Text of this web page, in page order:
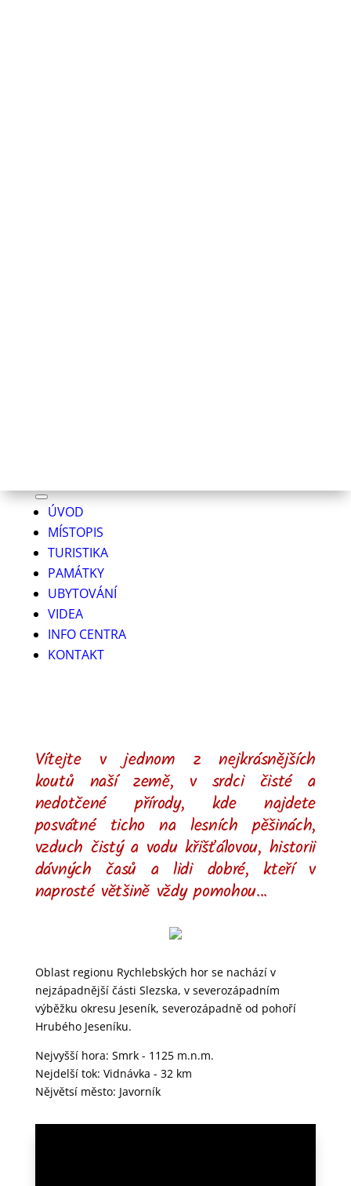
ÚVOD
MÍSTOPIS
TURISTIKA
PAMÁTKY
UBYTOVÁNÍ
VIDEA
INFO CENTRA
KONTAKT
Vítejte v jednom z nejkrásnějších
koutů naší země, v srdci čisté a
nedotčené přírody, kde najdete
posvátné ticho na lesních pěšinách,
vzduch čistý a vodu křišťálovou, historii
dávných časů a lidi dobré, kteří v
naprosté většině vždy pomohou...
Oblast regionu Rychlebských hor se nachází v
nejzápadnější části Slezska, v severozápadním
výběžku okresu Jeseník, severozápadně od pohoří
Hrubého Jeseníku.
Nejvyšší hora: Smrk - 1125 m.n.m.
Nejdelší tok: Vidnávka - 32 km
Nějvětsí město: Javorník